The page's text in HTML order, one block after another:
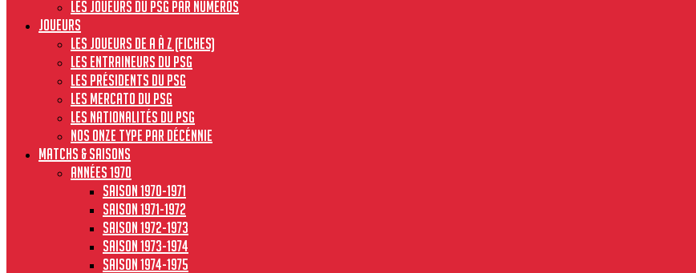
Les joueurs du PSG par numéros
JOUEURS
Les joueurs de A à Z (fiches)
Les entraineurs du PSG
Les présidents du PSG
Les Mercato du PSG
Les nationalités du PSG
Nos onze type par décénnie
MATCHS & SAISONS
Années 1970
Saison 1970-1971
Saison 1971-1972
Saison 1972-1973
Saison 1973-1974
Saison 1974-1975